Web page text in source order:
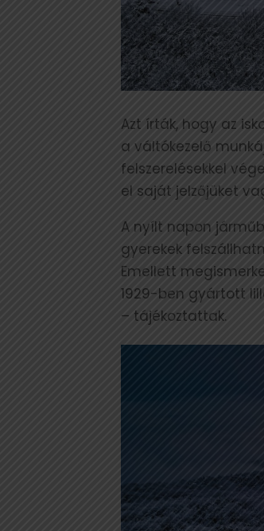
Azt írták, hogy az
a váltókezelő
felszerelésekkel
el saját jelzőjüket
A nyílt napon
gyerekek
Emellett
1929-ben gyártott
– tájékoztattak.